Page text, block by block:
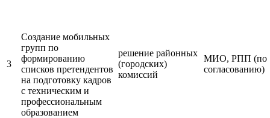
3
Создание мобильных
групп по
формированию
списков претендентов
на подготовку кадров
с техническим и
профессиональным
образованием
решение районных
(городских)
комиссий
МИО, РПП (по
согласованию)